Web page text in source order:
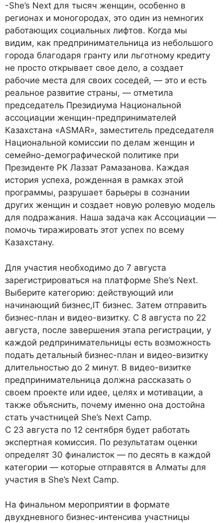
-She’s Next для тысяч женщин, особенно в
регионах и моногородах, это один из немногих
работающих социальных лифтов. Когда мы
видим, как предпринимательница из небольшого
города благодаря гранту или льготному кредиту
не просто открывает свое дело, а создает
рабочие места для своих соседей, — это и есть
реальное развитие страны, — отметила
председатель Президиума Национальной
ассоциации женщин-предпринимателей
Казахстана «ASMAR», заместитель председателя
Национальной комиссии по делам женщин и
семейно-демографической политике при
Президенте РК Лаззат Рамазанова. Каждая
история успеха, рожденная в рамках этой
программы, разрушает барьеры в сознании
других женщин и создает новую ролевую модель
для подражания. Наша задача как Ассоциации —
помочь тиражировать этот успех по всему
Казахстану.
Для участия необходимо до 7 августа
зарегистрироваться на платформе She’s Next.
Выберите категорию: действующий или
начинающий бизнес,IT бизнес. Затем отправить
бизнес-план и видео-визитку. С 8 августа по 22
августа, после завершения этапа регистрации, у
каждой редпринимательницы есть возможность
подать детальный бизнес-план и видео-визитку
длительностью до 2 минут. В видео-визитке
предпринимательница должна рассказать о
своем проекте или идее, целях и мотивации, а
также объяснить, почему именно она достойна
стать участницей She’s Next Camp.
С 23 августа по 12 сентября будет работать
экспертная комиссия. По результатам оценки
определят 30 финалисток — по десять в каждой
категории — которые отправятся в Алматы для
участия в She’s Next Camp.
На финальном мероприятии в формате
двухдневного бизнес-интенсива участницы